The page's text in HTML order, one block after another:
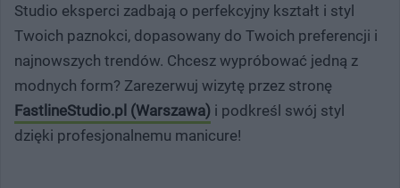
Studio eksperci zadbają o perfekcyjny kształt i styl
Twoich paznokci, dopasowany do Twoich preferencji i
najnowszych trendów. Chcesz wypróbować jedną z
modnych form? Zarezerwuj wizytę przez stronę
FastlineStudio.pl (Warszawa) i podkreśl swój styl
dzięki profesjonalnemu manicure!